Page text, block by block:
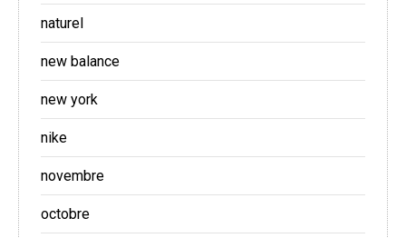
naturel
new balance
new york
nike
novembre
octobre